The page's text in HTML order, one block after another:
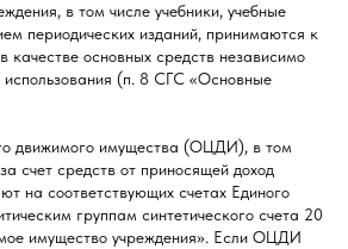
в том числе учебники, учебные
периодических изданий, принимаются к
качестве основных средств независимо
использования (п. 8 СГС «Основные
движимого имущества (ОЦДИ), в том
счет средств от приносящей доход
на соответствующих счетах Единого
группам синтетического счета 20
имущество учреждения». Если ОЦДИ